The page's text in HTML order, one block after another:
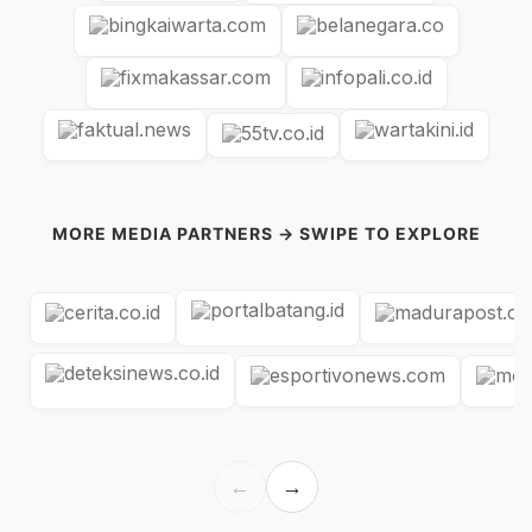
MORE MEDIA PARTNERS → SWIPE TO EXPLORE
← →